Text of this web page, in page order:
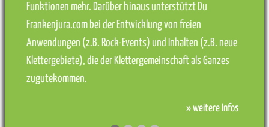
Funktionen mehr. Darüber hinaus unterstützt Du
Frankenjura.com bei der Entwicklung von freien
Anwendungen (z.B. Rock-Events) und Inhalten (z.B. neue
Klettergebiete), die der Klettergemeinschaft als Ganzes
zugutekommen.
» weitere Infos